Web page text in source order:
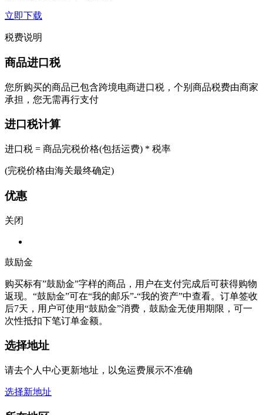
立即下载
税费说明
商品进口税
您所购买的商品已包含跨境电商进口税，个别商品税费由商家
承担，您无需再行支付
进口税计算
进口税 = 商品完税价格(包括运费) * 税率
(完税价格由海关最终确定)
优惠
关闭
鼓励金
购买标有”鼓励金”字样的商品，用户在支付完成后可获得购物
返现。“鼓励金”可在“我的邮乐”-“我的资产”中查看。订单签收
后7天，用户可使用“鼓励金”消费，鼓励金无使用期限，可一
次性抵扣下笔订单金额。
选择地址
请去个人中心更新地址，以免运费展示不准确
选择新地址